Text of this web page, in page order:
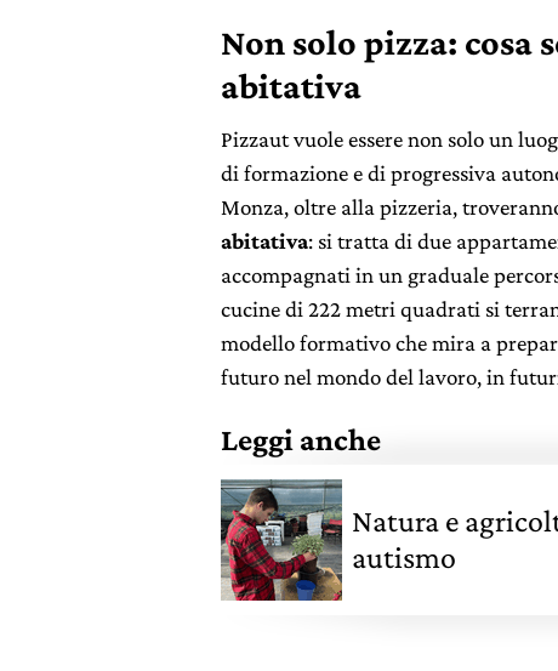
Non solo pizza: cosa
abitativa
Pizzaut vuole essere non solo un
di formazione e di progressiva
Monza, oltre alla pizzeria,
abitativa: si tratta di due
accompagnati in un graduale
cucine di 222 metri quadrati si
modello formativo che mira a
futuro nel mondo del lavoro, in
Leggi anche
Natura e
autismo